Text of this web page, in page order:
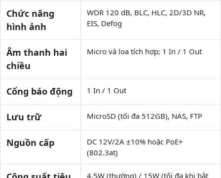
Chức năng
hình ảnh
WDR 120 dB, BLC, HLC, 2D/3D NR,
EIS, Defog
Âm thanh hai
chiều
Micro và loa tích hợp; 1 In / 1 Out
Cổng báo động 1 In / 1 Out
Lưu trữ MicroSD (tối đa 512GB), NAS, FTP
Nguồn cấp
DC 12V/2A ±10% hoặc PoE+
(802.3at)
4.5W (thường) / 15W (tối đa khi bật